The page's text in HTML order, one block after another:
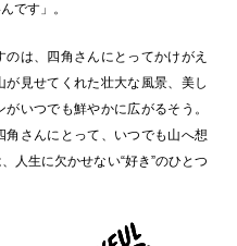
です」。
は、四角さんにとってかけがえ
見せてくれた壮大な風景、美し
いつでも鮮やかに広がるそう。
さんにとって、いつでも山へ想
人生に欠かせない“好き”のひとつ